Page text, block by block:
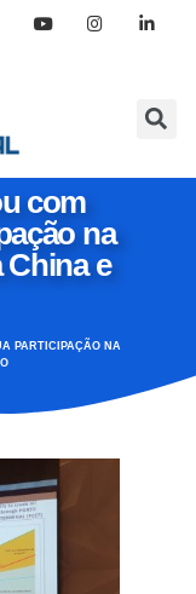
com
na
China e
PARTICIPAÇÃO NA